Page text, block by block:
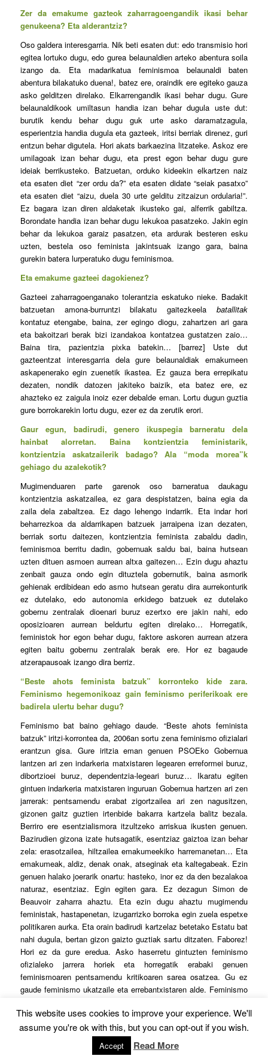
Zer da emakume gazteok zaharragoengandik ikasi behar
genukeena? Eta alderantziz?
Oso galdera interesgarria. Nik beti esaten dut: edo transmisio hori
egitea lortuko dugu, edo gurea belaunaldien arteko abentura soila
izango da. Eta madarikatua feminismoa belaunaldi baten
abentura bilakatuko duena!, batez ere, oraindik ere egiteko gauza
asko gelditzen direlako. Elkarrengandik ikasi behar dugu. Gure
belaunaldikook umiltasun handia izan behar dugula uste dut:
burutik kendu behar dugu guk urte asko daramatzagula,
esperientzia handia dugula eta gazteek, iritsi berriak direnez, guri
entzun behar digutela. Hori akats barkaezina litzateke. Askoz ere
umilagoak izan behar dugu, eta prest egon behar dugu gure
ideiak berrikusteko. Batzuetan, orduko kideekin elkartzen naiz
eta esaten diet “zer ordu da?” eta esaten didate “seiak pasatxo”
eta esaten diet “aizu, duela 30 urte gelditu zitzaizun ordularia!”.
Ez bagara izan diren aldaketak ikusteko gai, alferrik gabiltza.
Borondate handia izan behar dugu lekukoa pasatzeko. Jakin egin
behar da lekukoa garaiz pasatzen, eta ardurak besteren esku
uzten, bestela oso feminista jakintsuak izango gara, baina
gurekin batera lurperatuko dugu feminismoa.
Eta emakume gazteei dagokienez?
Gazteei zaharragoenganako tolerantzia eskatuko nieke. Badakit
batzuetan amona-burruntzi bilakatu gaitezkeelabatallitak
kontatuz etengabe, baina, zer egingo diogu, zahartzen ari gara
eta bakoitzari berak bizi izandakoa kontatzea gustatzen zaio…
Baina tira, pazientzia pixka batekin… [barrez] Uste dut
gazteentzat interesgarria dela gure belaunaldiak emakumeen
askapenerako egin zuenetik ikastea. Ez gauza bera errepikatu
dezaten, nondik datozen jakiteko baizik, eta batez ere, ez
ahazteko ez zaigula inoiz ezer debalde eman. Lortu dugun guztia
gure borrokarekin lortu dugu, ezer ez da zerutik erori.
Gaur egun, badirudi, genero ikuspegia barneratu dela
hainbat alorretan. Baina kontzientzia feministarik,
kontzientzia askatzailerik badago? Ala “moda morea”k
gehiago du azalekotik?
Mugimenduaren parte garenok oso barneratua daukagu
kontzientzia askatzailea, ez gara despistatzen, baina egia da
zaila dela zabaltzea. Ez dago lehengo indarrik. Eta indar hori
beharrezkoa da aldarrikapen batzuek jarraipena izan dezaten,
berriak sortu daitezen, kontzientzia feminista zabaldu dadin,
feminismoa berritu dadin, gobernuak saldu bai, baina hutsean
uzten dituen asmoen aurrean altxa gaitezen… Ezin dugu ahaztu
zenbait gauza ondo egin dituztela gobernutik, baina asmorik
gehienak erdibidean edo asmo hutsean geratu dira aurrekonturik
ez dutelako, edo autonomia erkidego batzuek ez dutelako
gobernu zentralak dioenari buruz ezertxo ere jakin nahi, edo
oposizioaren aurrean beldurtu egiten direlako… Horregatik,
feministok hor egon behar dugu, faktore askoren aurrean atzera
egiten baitu gobernu zentralak berak ere. Hor ez bagaude
atzerapausoak izango dira berriz.
“Beste ahots feminista batzuk” korronteko kide zara.
Feminismo hegemonikoaz gain feminismo periferikoak ere
badirela ulertu behar dugu?
Feminismo bat baino gehiago daude. “Beste ahots feminista
batzuk” iritzi-korrontea da, 2006an sortu zena feminismo ofizialari
erantzun gisa. Gure iritzia eman genuen PSOEko Gobernua
lantzen ari zen indarkeria matxistaren legearen erreformei buruz,
dibortzioei buruz, dependentzia-legeari buruz… Ikaratu egiten
gintuen indarkeria matxistaren inguruan Gobernua hartzen ari zen
jarrerak: pentsamendu erabat zigortzailea ari zen nagusitzen,
gizonen gaitz guztien irtenbide bakarra kartzela balitz bezala.
Berriro ere esentzialismora itzultzeko arriskua ikusten genuen.
Bazirudien gizona izate hutsagatik, esentziaz gaiztoa izan behar
zela: erasotzailea, hiltzailea emakumeekiko harremanetan… Eta
emakumeak, aldiz, denak onak, atseginak eta kaltegabeak. Ezin
genuen halako joerarik onartu: hasteko, inor ez da den bezalakoa
naturaz, esentziaz. Egin egiten gara. Ez dezagun Simon de
Beauvoir zaharra ahaztu. Eta ezin dugu ahaztu mugimendu
feministak, hastapenetan, izugarrizko borroka egin zuela espetxe
politikaren aurka. Eta orain badirudi kartzelaz betetako Estatu bat
nahi dugula, bertan gizon gaizto guztiak sartu ditzaten. Faborez!
Hori ez da gure eredua. Asko haserretu gintuzten feminismo
ofizialeko jarrera horiek eta horregatik erabaki genuen
feminismoaren pentsamendu kritikoaren sarea osatzea. Gu ez
gaude feminismo ukatzaile eta errebantxistaren alde. Feminismo
Defendatzen duzuen feminismoak biktimizazioaren aurka
egiten du lan?
Jakina. Feminismo ofizialean badirudi emakumeok ez garela gure
This website uses cookies to improve your experience. We'll
assume you're ok with this, but you can opt-out if you wish.
Accept Read More